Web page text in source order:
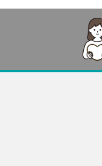
宮崎 鹿児島 沖縄